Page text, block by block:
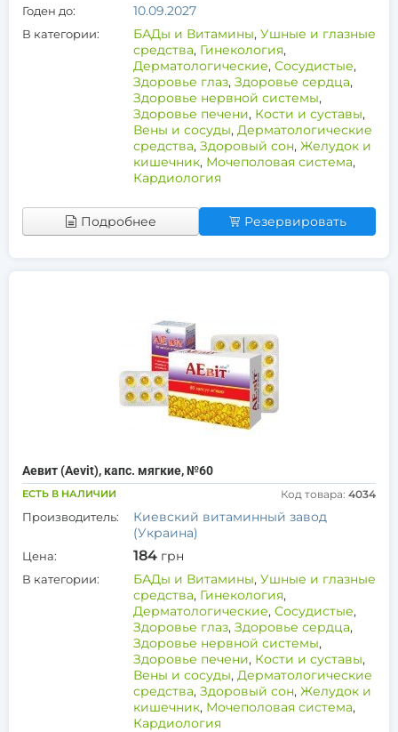
Годен до: 10.09.2027
В категории: БАДы и Витамины, Ушные и глазные
средства, Гинекология,
Дерматологические, Сосудистые,
Здоровье глаз, Здоровье сердца,
Здоровье нервной системы,
Здоровье печени, Кости и суставы,
Вены и сосуды, Дерматологические
средства, Здоровый сон, Желудок и
кишечник, Мочеполовая система,
Кардиология
Подробнее Резервировать
Аевит (Aevit), капс. мягкие, №60
ЕСТЬ В НАЛИЧИИ Код товара: 4034
Производитель:
Киевский витаминный завод
(Украина)
Цена: 184 грн
В категории: БАДы и Витамины, Ушные и глазные
средства, Гинекология,
Дерматологические, Сосудистые,
Здоровье глаз, Здоровье сердца,
Здоровье нервной системы,
Здоровье печени, Кости и суставы,
Вены и сосуды, Дерматологические
средства, Здоровый сон, Желудок и
кишечник, Мочеполовая система,
Кардиология